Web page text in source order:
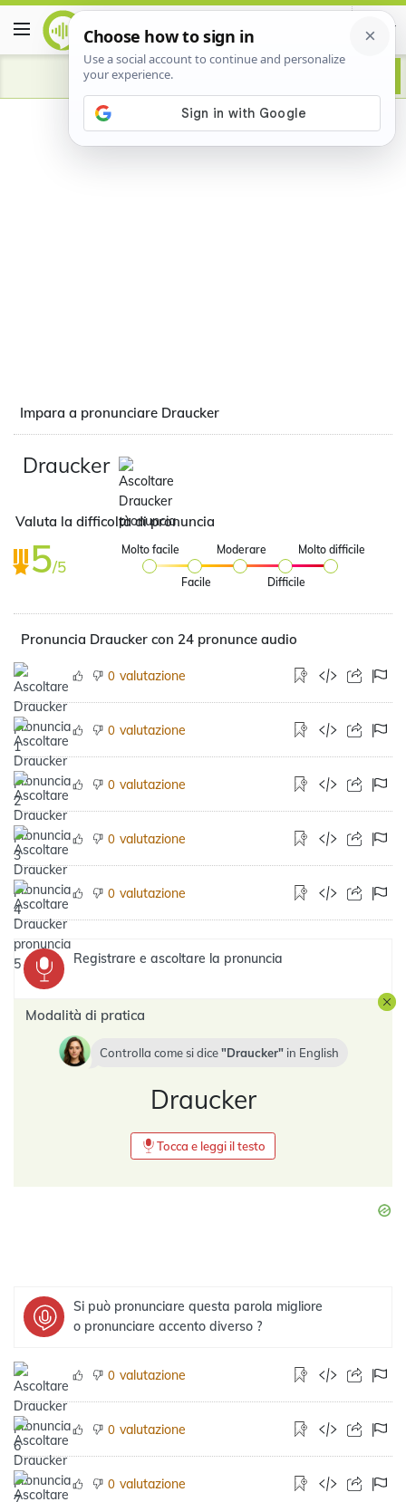
Advertisement
Impara a pronunciare Draucker
Draucker
Valuta la difficoltà di pronuncia
5/5
Molto facile
Facile
Moderare
Difficile
Molto difficile
Pronuncia Draucker con 24 pronunce audio
0 valutazione
0 valutazione
0 valutazione
0 valutazione
0 valutazione
Registrare e ascoltare la pronuncia
Modalità di pratica
Controlla come si dice Draucker in English
Draucker
Tocca e leggi il testo
Si può pronunciare questa parola migliore
o pronunciare accento diverso ?
0 valutazione
0 valutazione
0 valutazione